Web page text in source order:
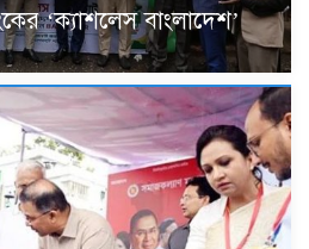
‘ক্যাশলেস বাংলাদেশ’